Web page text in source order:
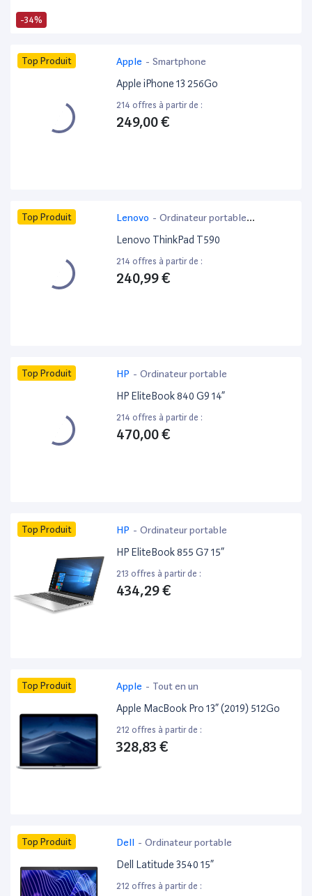
-34%
Top Produit Apple - Smartphone
Apple iPhone 13 256Go
214 offres à partir de :
249,00 €
Top Produit Lenovo - Ordinateur portable
bureautique
Lenovo ThinkPad T590
214 offres à partir de :
240,99 €
Top Produit HP - Ordinateur portable
HP EliteBook 840 G9 14”
214 offres à partir de :
470,00 €
Top Produit HP - Ordinateur portable
HP EliteBook 855 G7 15”
213 offres à partir de :
434,29 €
Top Produit Apple - Tout en un
Apple MacBook Pro 13” (2019) 512Go
212 offres à partir de :
328,83 €
Top Produit Dell - Ordinateur portable
Dell Latitude 3540 15”
212 offres à partir de :